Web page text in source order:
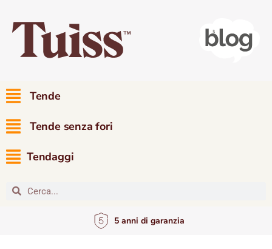
Tende
Tende senza fori
Tendaggi
5 anni di garanzia